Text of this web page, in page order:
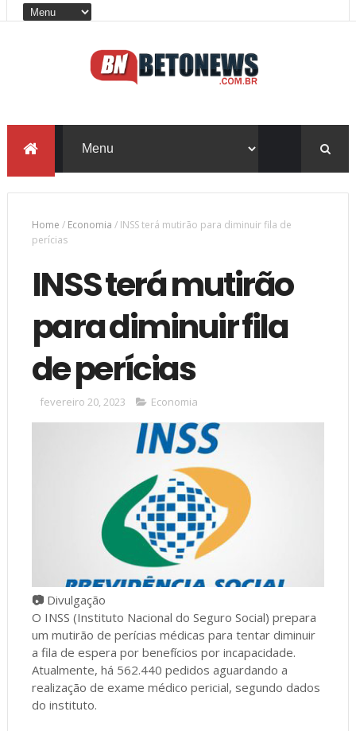
Home / Economia / INSS terá mutirão para diminuir fila de
perícias
INSS terá mutirão
para diminuir fila
de perícias
fevereiro 20, 2023 Economia
📷Divulgação
O INSS (Instituto Nacional do Seguro Social) prepara
um mutirão de perícias médicas para tentar diminuir
a fila de espera por benefícios por incapacidade.
Atualmente, há 562.440 pedidos aguardando a
realização de exame médico pericial, segundo dados
do instituto.